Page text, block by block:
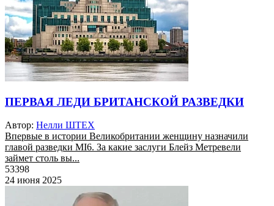
ПЕРВАЯ ЛЕДИ БРИТАНСКОЙ РАЗВЕДКИ
Автор: Нелли ШТЕХ
Впервые в истории Великобритании женщину назначили
главой разведки MI6. За какие заслуги Блейз Метревели
займет столь вы...
53398
24 июня 2025